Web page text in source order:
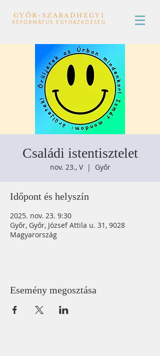
GYŐR-SZABADHEGYI
REFORMÁTUS EGYHÁZKÖZSÉG
Családi istentisztelet
nov. 23., V
  |
Győr
Időpont és helyszín
2025. nov. 23. 9:30
Győr, Győr, József Attila u. 31, 9028
Magyarország
Esemény megosztása